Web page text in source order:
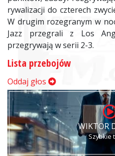
rywalizacji do czterech
W drugim rozegranym w
Jazz przegrali z Los
przegrywają w serii 2-3.
Lista przebojów
Oddaj głos
WIKTOR
Szybkie